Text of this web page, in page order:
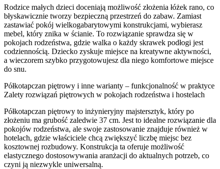
Rodzice małych dzieci doceniają możliwość złożenia łóżek rano, co
błyskawicznie tworzy bezpieczną przestrzeń do zabaw. Zamiast
zastawiać pokój wielkogabarytowymi konstrukcjami, wybierasz
mebel, który znika w ścianie. To rozwiązanie sprawdza się w
pokojach rodzeństwa, gdzie walka o każdy skrawek podłogi jest
codziennością. Dziecko zyskuje miejsce na kreatywne aktywności,
a wieczorem szybko przygotowujesz dla niego komfortowe miejsce
do snu.
Półkotapczan piętrowy i inne warianty – funkcjonalność w praktyce
Zalety rozwiązań piętrowych w pokojach rodzeństwa i hostelach
Półkotapczan piętrowy to inżynieryjny majstersztyk, który po
złożeniu ma grubość zaledwie 37 cm. Jest to idealne rozwiązanie dla
pokojów rodzeństwa, ale swoje zastosowanie znajduje również w
hotelach, gdzie właściciele chcą zwiększyć liczbę miejsc bez
kosztownej rozbudowy. Konstrukcja ta oferuje możliwość
elastycznego dostosowywania aranżacji do aktualnych potrzeb, co
czyni ją niezwykle uniwersalną.